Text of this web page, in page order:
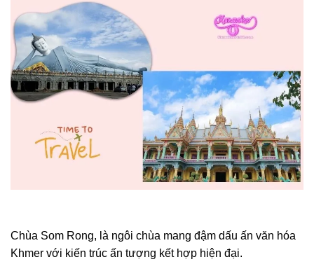
Chùa Som Rong, là ngôi chùa mang đậm dấu ấn văn hóa
Khmer với kiến trúc ấn tượng kết hợp hiện đại.